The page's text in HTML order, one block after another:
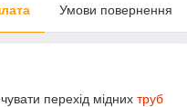
Умови повернення
перехід мідних труб